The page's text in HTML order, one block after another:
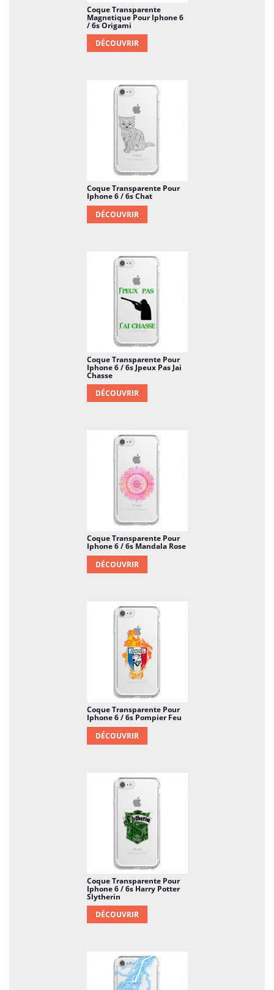
Coque Transparente
Magnetique Pour Iphone 6
/ 6s Origami
DÉCOUVRIR
Coque Transparente Pour
Iphone 6 / 6s Chat
DÉCOUVRIR
Coque Transparente Pour
Iphone 6 / 6s Jpeux Pas Jai
Chasse
DÉCOUVRIR
Coque Transparente Pour
Iphone 6 / 6s Mandala Rose
DÉCOUVRIR
Coque Transparente Pour
Iphone 6 / 6s Pompier Feu
DÉCOUVRIR
Coque Transparente Pour
Iphone 6 / 6s Harry Potter
Slytherin
DÉCOUVRIR